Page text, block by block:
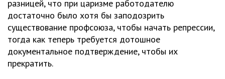
разницей, что при царизме работодателю
достаточно было хотя бы заподозрить
существование профсоюза, чтобы начать репрессии,
тогда как теперь требуется дотошное
документальное подтверждение, чтобы их
прекратить.